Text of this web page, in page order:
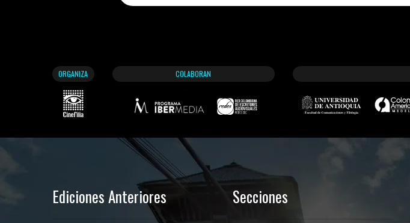
ORGANIZA COLABORAN
Ediciones Anteriores Secciones